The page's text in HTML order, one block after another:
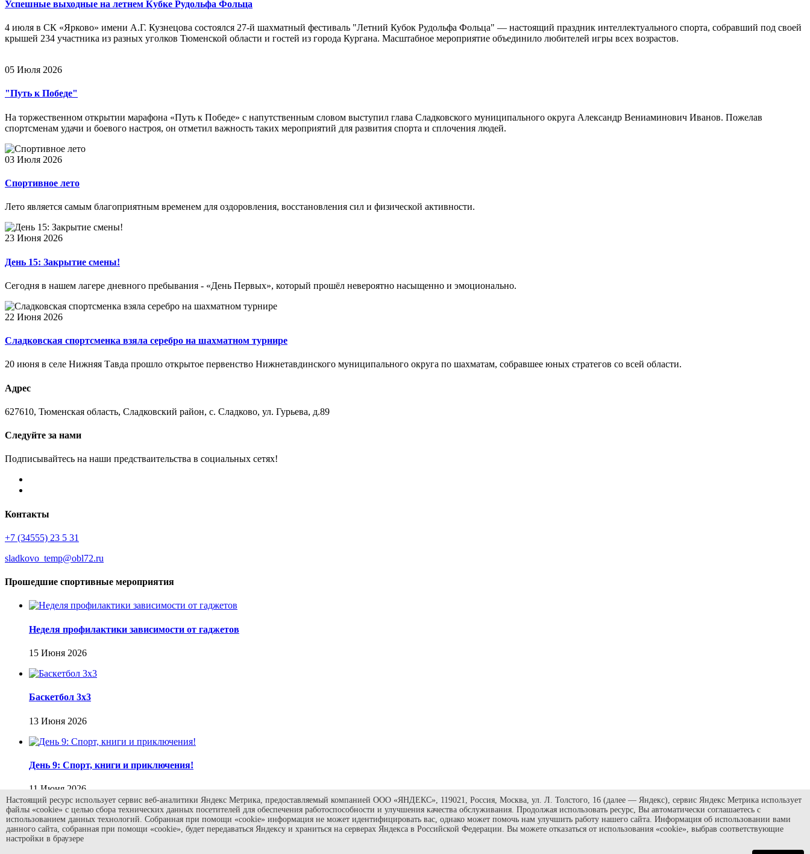
Успешные выходные на летнем Кубке Рудольфа Фольца
4 июля в СК «Ярково» имени А.Г. Кузнецова состоялся 27-й шахматный фестиваль "Летний Кубок Рудольфа Фольца" — настоящий праздник интеллектуального спорта, собравший под своей
крышей 234 участника из разных уголков Тюменской области и гостей из города Кургана. Масштабное мероприятие объединило любителей игры всех возрастов.
05 Июля 2026
"Путь к Победе"
На торжественном открытии марафона «Путь к Победе» с напутственным словом выступил глава Сладковского муниципального округа Александр Вениаминович Иванов. Пожелав
спортсменам удачи и боевого настроя, он отметил важность таких мероприятий для развития спорта и сплочения людей.
03 Июля 2026
Спортивное лето
Лето является самым благоприятным временем для оздоровления, восстановления сил и физической активности.
23 Июня 2026
День 15: Закрытие смены!
Сегодня в нашем лагере дневного пребывания - «День Первых», который прошёл невероятно насыщенно и эмоционально.
22 Июня 2026
Сладковская спортсменка взяла серебро на шахматном турнире
20 июня в селе Нижняя Тавда прошло открытое первенство Нижнетавдинского муниципального округа по шахматам, собравшее юных стратегов со всей области.
Адрес
627610, Тюменская область, Сладковский район, с. Сладково, ул. Гурьева, д.89
Следуйте за нами
Подписывайтесь на наши предстваительства в социальных сетях!
Контакты
+7 (34555) 23 5 31
sladkovo_temp@obl72.ru
Прошедшие спортивные мероприятия
Неделя профилактики зависимости от гаджетов
15 Июня 2026
Баскетбол 3х3
13 Июня 2026
День 9: Спорт, книги и приключения!
11 Июня 2026
Настоящий ресурс использует сервис веб-аналитики Яндекс Метрика, предоставляемый компанией ООО «ЯНДЕКС», 119021, Россия, Москва, ул. Л. Толстого, 16 (далее — Яндекс), сервис Яндекс Метрика использует
файлы «cookie» с целью сбора технических данных посетителей для обеспечения работоспособности и улучшения качества обслуживания. Продолжая использовать ресурс, Вы автоматически соглашаетесь с
использованием данных технологий. Собранная при помощи «cookie» информация не может идентифицировать вас, однако может помочь нам улучшить работу нашего сайта. Информация об использовании вами
данного сайта, собранная при помощи «cookie», будет передаваться Яндексу и храниться на серверах Яндекса в Российской Федерации. Вы можете отказаться от использования «cookie», выбрав соответствующие
настройки в браузере